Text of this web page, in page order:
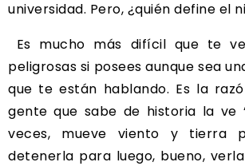
universidad. Pero, ¿quién define el
Es mucho más difícil que te
peligrosas si posees aunque sea
que te están hablando. Es la
gente que sabe de historia la ve
veces, mueve viento y tierra
detenerla para luego, bueno,